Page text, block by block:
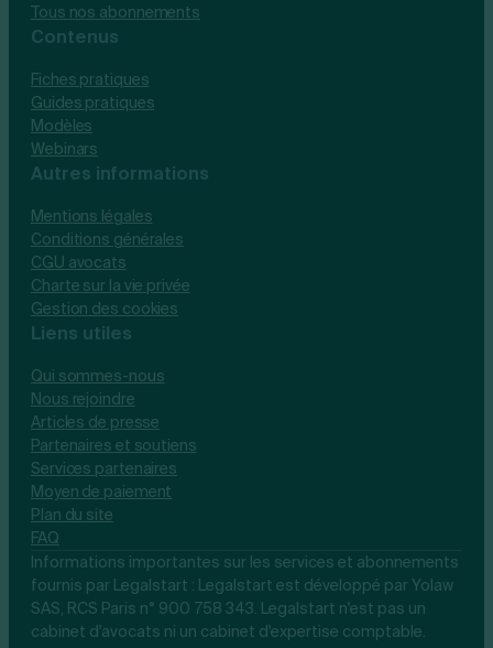
Tous nos abonnements
Contenus
Fiches pratiques
Guides pratiques
Modèles
Webinars
Autres informations
Mentions légales
Conditions générales
CGU avocats
Charte sur la vie privée
Gestion des cookies
Liens utiles
Qui sommes-nous
Nous rejoindre
Articles de presse
Partenaires et soutiens
Services partenaires
Moyen de paiement
Plan du site
FAQ
Informations importantes sur les services et abonnements
fournis par Legalstart : Legalstart est développé par Yolaw
SAS, RCS Paris n° 900 758 343. Legalstart n'est pas un
cabinet d'avocats ni un cabinet d'expertise comptable.